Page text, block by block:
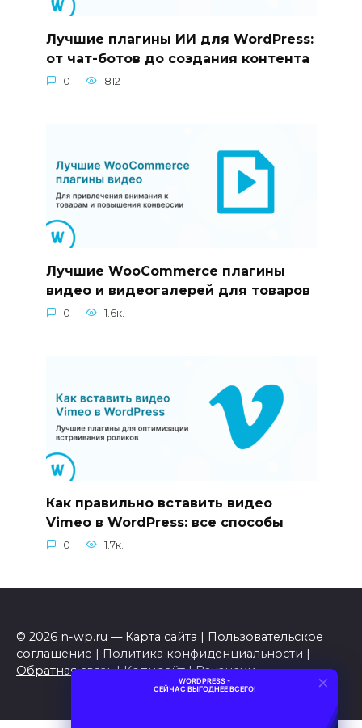
Лучшие плагины ИИ для WordPress:
от чат-ботов до создания контента
0 812
Лучшие WooCommerce плагины
видео и видеогалерей для товаров
0 1.6к.
Как правильно вставить видео
Vimeo в WordPress: все способы
0 1.7к.
© 2026 n-wp.ru — Карта сайта | Пользовательское
соглашение | Политика конфиденциальности |
Обратная связь|Копирайт|Вакансии ×
WORDPRESS -
СЕЙЧАС ВЫГОДНЕЕ ВСЕГО!